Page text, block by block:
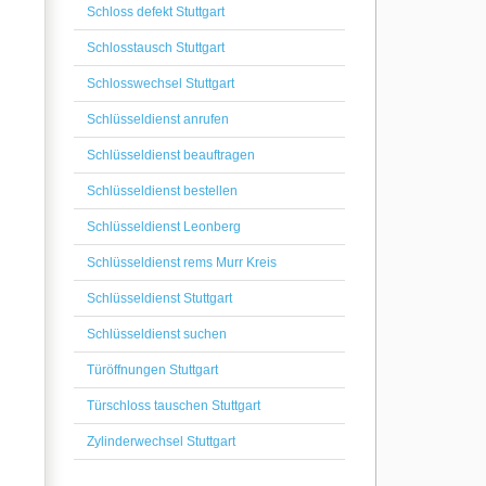
Schloss defekt Stuttgart
Schlosstausch Stuttgart
Schlosswechsel Stuttgart
Schlüsseldienst anrufen
Schlüsseldienst beauftragen
Schlüsseldienst bestellen
Schlüsseldienst Leonberg
Schlüsseldienst rems Murr Kreis
Schlüsseldienst Stuttgart
Schlüsseldienst suchen
Türöffnungen Stuttgart
Türschloss tauschen Stuttgart
Zylinderwechsel Stuttgart